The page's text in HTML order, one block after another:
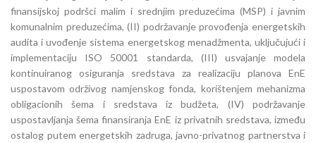
finansijskoj podršci malim i srednjim preduzećima (MSP) i javnim
komunalnim preduzećima, (II) podržavanje provođenja energetskih
audita i uvođenje sistema energetskog menadžmenta, uključujući i
implementaciju ISO 50001 standarda, (III) usvajanje modela
kontinuiranog osiguranja sredstava za realizaciju planova EnE
uspostavom održivog namjenskog fonda, korištenjem mehanizma
obligacionih šema i sredstava iz budžeta, (IV) podržavanje
uspostavljanja šema finansiranja EnE iz privatnih sredstava, između
ostalog putem energetskih zadruga, javno-privatnog partnerstva i